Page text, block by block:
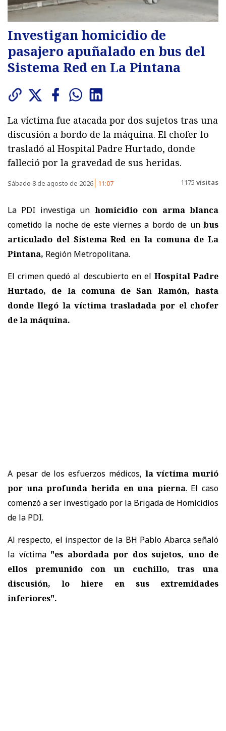
Investigan homicidio de
pasajero apuñalado en bus del
Sistema Red en La Pintana
La víctima fue atacada por dos sujetos tras una
discusión a bordo de la máquina. El chofer lo
trasladó al Hospital Padre Hurtado, donde
falleció por la gravedad de sus heridas.
Sábado 8 de agosto de 2026 11:07 1175 visitas
La PDI investiga un homicidio con arma blanca
cometido la noche de este viernes a bordo de un bus
articulado del Sistema Red en la comuna de La
Pintana, Región Metropolitana.
El crimen quedó al descubierto en el Hospital Padre
Hurtado, de la comuna de San Ramón, hasta
donde llegó la víctima trasladada por el chofer
de la máquina.
A pesar de los esfuerzos médicos, la víctima murió
por una profunda herida en una pierna. El caso
comenzó a ser investigado por la Brigada de Homicidios
de la PDI.
Al respecto, el inspector de la BH Pablo Abarca señaló
la víctima "es abordada por dos sujetos, uno de
ellos premunido con un cuchillo, tras una
discusión, lo hiere en sus extremidades
inferiores".